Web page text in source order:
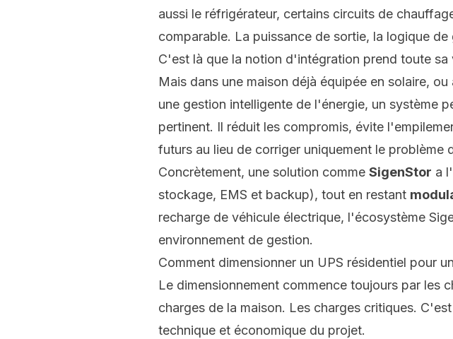
aussi le réfrigérateur, certains circuits de
comparable. La puissance de sortie, la logique
C'est là que la notion d'intégration prend toute
Mais dans une maison déjà équipée en solaire,
une gestion intelligente de l'énergie, un système
pertinent. Il réduit les compromis, évite
futurs au lieu de corriger uniquement le problème
Concrètement, une solution comme SigenStor a
stockage, EMS et backup), tout en restant
recharge de véhicule électrique, l'écosystème
environnement de gestion.
Comment dimensionner un UPS résidentiel pour
Le dimensionnement commence toujours par les
charges de la maison. Les charges critiques.
technique et économique du projet.